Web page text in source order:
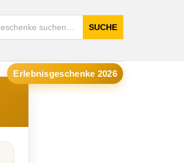
SUCHE
Erlebnisgeschenke 2026